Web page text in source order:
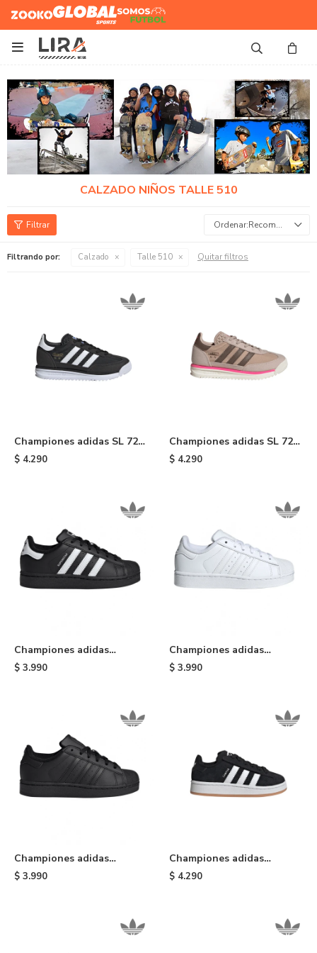
Zooko Global Sports
Somos
Futbol

CALZADO NIÑOS TALLE 510
Recomendados
Filtrando por: Calzado Talle 510 Quitar filtros
Championes adidas SL 72
RS de niño - Black
$ 4.290
Championes adidas SL 72
RS de niño - Brown
$ 4.290
Championes adidas
Superstar II de niño - Black
$ 3.990
Championes adidas
Superstar II de niño -
$ 3.990
Championes adidas
Superstar II de niño - Black
$ 3.990
Championes adidas
Campus 00s de niño - Black
$ 4.290